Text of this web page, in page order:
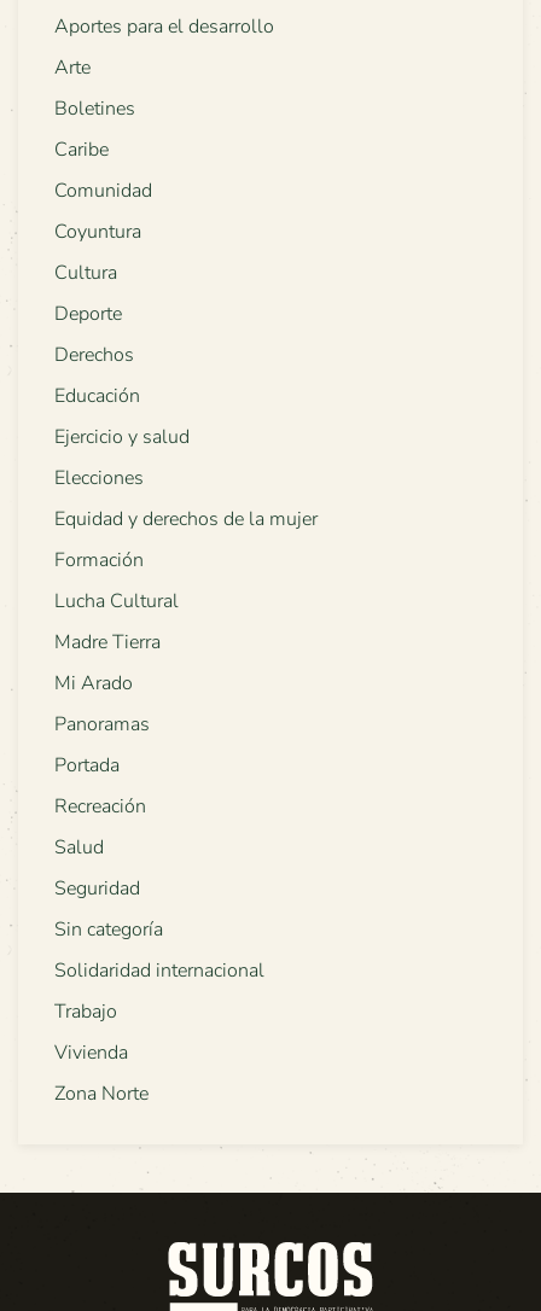
Aportes para el desarrollo
Arte
Boletines
Caribe
Comunidad
Coyuntura
Cultura
Deporte
Derechos
Educación
Ejercicio y salud
Elecciones
Equidad y derechos de la mujer
Formación
Lucha Cultural
Madre Tierra
Mi Arado
Panoramas
Portada
Recreación
Salud
Seguridad
Sin categoría
Solidaridad internacional
Trabajo
Vivienda
Zona Norte